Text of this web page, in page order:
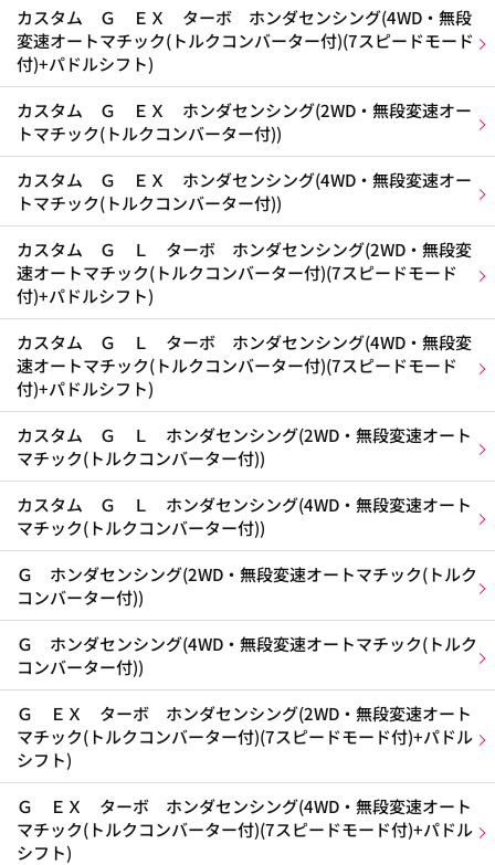
カスタム Ｇ ＥＸ ターボ ホンダセンシング(4WD・無段
変速オートマチック(トルクコンバーター付)(7スピードモード
付)+パドルシフト)
カスタム Ｇ ＥＸ ホンダセンシング(2WD・無段変速オー
トマチック(トルクコンバーター付))
カスタム Ｇ ＥＸ ホンダセンシング(4WD・無段変速オー
トマチック(トルクコンバーター付))
カスタム Ｇ Ｌ ターボ ホンダセンシング(2WD・無段変
速オートマチック(トルクコンバーター付)(7スピードモード
付)+パドルシフト)
カスタム Ｇ Ｌ ターボ ホンダセンシング(4WD・無段変
速オートマチック(トルクコンバーター付)(7スピードモード
付)+パドルシフト)
カスタム Ｇ Ｌ ホンダセンシング(2WD・無段変速オート
マチック(トルクコンバーター付))
カスタム Ｇ Ｌ ホンダセンシング(4WD・無段変速オート
マチック(トルクコンバーター付))
Ｇ ホンダセンシング(2WD・無段変速オートマチック(トルク
コンバーター付))
Ｇ ホンダセンシング(4WD・無段変速オートマチック(トルク
コンバーター付))
Ｇ ＥＸ ターボ ホンダセンシング(2WD・無段変速オート
マチック(トルクコンバーター付)(7スピードモード付)+パドル
シフト)
Ｇ ＥＸ ターボ ホンダセンシング(4WD・無段変速オート
マチック(トルクコンバーター付)(7スピードモード付)+パドル
シフト)